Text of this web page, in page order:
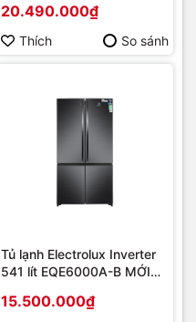
chính hãng
20.490.000₫
Thích So sánh
Tủ lạnh Electrolux Inverter
541 lít EQE6000A-B MỚI
15.500.000₫